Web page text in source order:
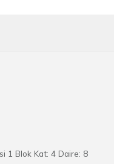
1 Blok Kat: 4 Daire: 8